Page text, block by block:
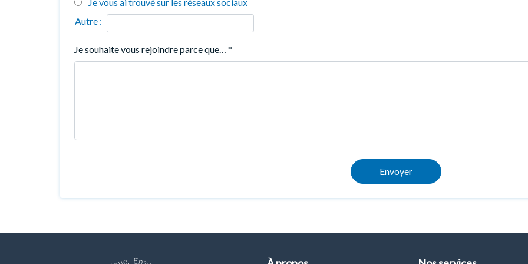
Autre :
Je souhaite vous rejoindre parce que… *
Envoyer